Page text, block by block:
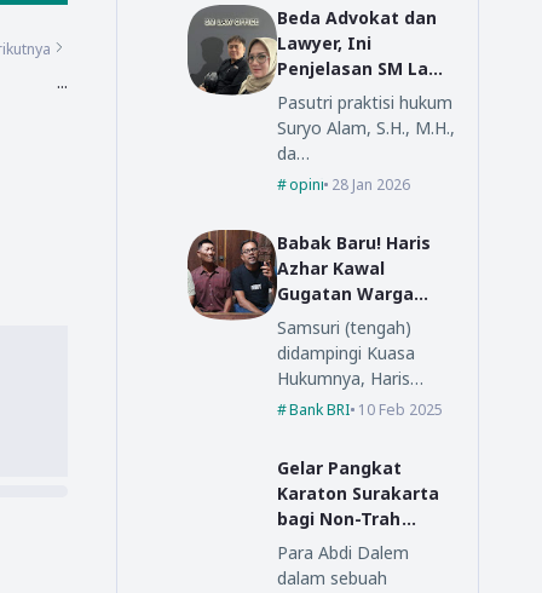
...
Beda Advokat dan
Lawyer, Ini
Penjelasan SM Law
Office
Pasutri praktisi hukum
Suryo Alam, S.H., M.H.,
da…
opini 28 Jan 2026
Babak Baru! Haris
Azhar Kawal
Gugatan Warga
Ponorogo ke BRI
Pusat
Samsuri (tengah)
didampingi Kuasa
Hukumnya, Haris…
Bank BRI 10 Feb 2025
Gelar Pangkat
Karaton Surakarta
bagi Non-Trah
Dalem
Para Abdi Dalem
dalam sebuah